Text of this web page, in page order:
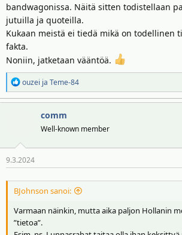
bandwagonissa. Näitä sitten todistellaan
jutuilla ja quoteilla.
Kukaan meistä ei tiedä mikä on todellinen
fakta.
Noniin, jatketaan vääntöä.
R
e
a
o
t
ouzei ja Teme-84
comm
Well-known member
9.3.2024
BJohnson sanoi:
Varmaan näinkin, mutta aika paljon Hollanin
”tietoa”.